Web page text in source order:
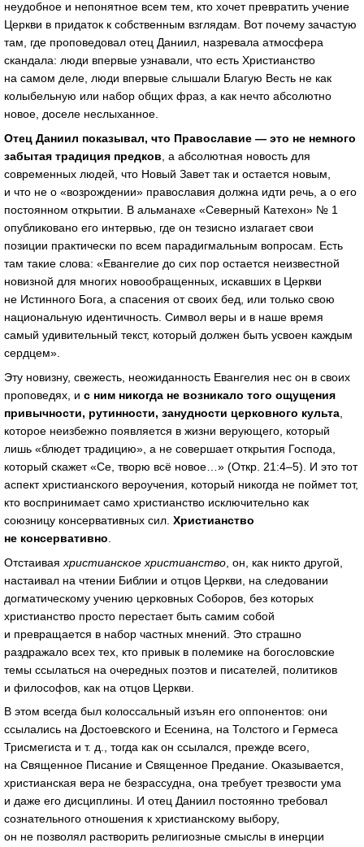
неудобное и непонятное всем тем, кто хочет превратить учение
Церкви в придаток к собственным взглядам. Вот почему зачастую
там, где проповедовал отец Даниил, назревала атмосфера
скандала: люди впервые узнавали, что есть Христианство
на самом деле, люди впервые слышали Благую Весть не как
колыбельную или набор общих фраз, а как нечто абсолютно
новое, доселе неслыханное.
Отец Даниил показывал, что Православие — это не немного
забытая традиция предков , а абсолютная новость для
современных людей, что Новый Завет так и остается новым,
и что не о «возрождении» православия должна идти речь, а о его
постоянном открытии. В альманахе «Северный Катехон» № 1
опубликовано его интервью, где он тезисно излагает свои
позиции практически по всем парадигмальным вопросам. Есть
там такие слова: «Евангелие до сих пор остается неизвестной
новизной для многих новообращенных, искавших в Церкви
не Истинного Бога, а спасения от своих бед, или только свою
национальную идентичность. Символ веры и в наше время
самый удивительный текст, который должен быть усвоен каждым
сердцем».
Эту новизну, свежесть, неожиданность Евангелия нес он в своих
проповедях, и с ним никогда не возникало того ощущения
привычности, рутинности, занудности церковного культа
которое неизбежно появляется в жизни верующего, который
лишь «блюдет традицию», а не совершает открытия Господа,
который скажет «Се, творю всё новое…» (Откр. 21:4–5). И это тот
аспект христианского вероучения, который никогда не поймет тот,
кто воспринимает само христианство исключительно как
союзницу консервативных сил. Христианство
не консервативно
Отстаивая христианское христианство , он, как никто другой,
настаивал на чтении Библии и отцов Церкви, на следовании
догматическому учению церковных Соборов, без которых
христианство просто перестает быть самим собой
и превращается в набор частных мнений. Это страшно
раздражало всех тех, кто привык в полемике на богословские
темы ссылаться на очередных поэтов и писателей, политиков
и философов, как на отцов Церкви.
В этом всегда был колоссальный изъян его оппонентов: они
ссылались на Достоевского и Есенина, на Толстого и Гермеса
Трисмегиста и т. д., тогда как он ссылался, прежде всего,
на Священное Писание и Священное Предание. Оказывается,
христианская вера не безрассудна, она требует трезвости ума
и даже его дисциплины. И отец Даниил постоянно требовал
сознательного отношения к христианскому выбору,
он не позволял растворить религиозные смыслы в инерции